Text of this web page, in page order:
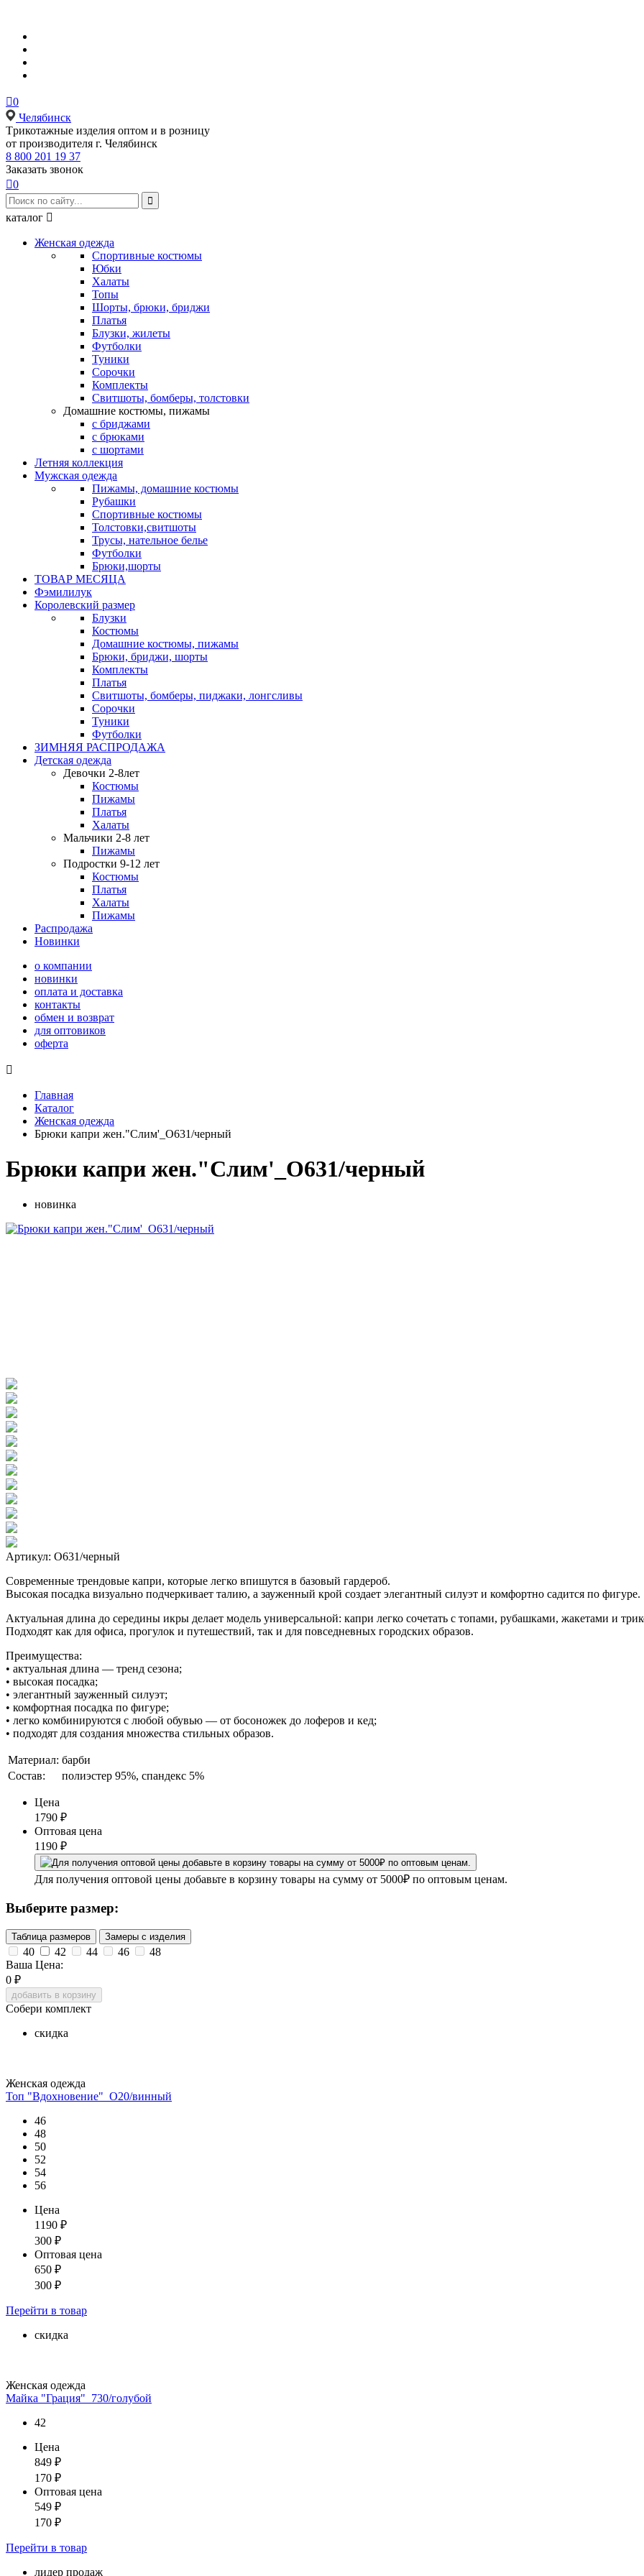
0
Челябинск
Tрикотажные изделия оптом и в розницу
от производителя г. Челябинск
8 800 201 19 37
Заказать звонок
0

каталог 
Женская одежда
Спортивные костюмы
Юбки
Халаты
Топы
Шорты, брюки, бриджи
Платья
Блузки, жилеты
Футболки
Туники
Сорочки
Комплекты
Свитшоты, бомберы, толстовки
Домашние костюмы, пижамы
с бриджами
с брюками
с шортами
Летняя коллекция
Мужская одежда
Пижамы, домашние костюмы
Рубашки
Спортивные костюмы
Толстовки,свитшоты
Трусы, нательное белье
Футболки
Брюки,шорты
ТОВАР МЕСЯЦА
Фэмилилук
Королевский размер
Блузки
Костюмы
Домашние костюмы, пижамы
Брюки, бриджи, шорты
Комплекты
Платья
Свитшоты, бомберы, пиджаки, лонгсливы
Сорочки
Туники
Футболки
ЗИМНЯЯ РАСПРОДАЖА
Детская одежда
Девочки 2-8лет
Костюмы
Пижамы
Платья
Халаты
Мальчики 2-8 лет
Пижамы
Подростки 9-12 лет
Костюмы
Платья
Халаты
Пижамы
Распродажа
Новинки
о компании
новинки
оплата и доставка
контакты
обмен и возврат
для оптовиков
оферта

Главная
Каталог
Женская одежда
Брюки капри жен."Слим'_О631/черный
Брюки капри жен."Слим'_О631/черный
новинка
Артикул: О631/черный
Современные трендовые капри, которые легко впишутся в базовый гардероб.
Высокая посадка визуально подчеркивает талию, а зауженный крой создает элегантный силуэт и комфортно садится по фигуре.
Актуальная длина до середины икры делает модель универсальной: капри легко сочетать с топами, рубашками, жакетами и
Подходят как для офиса, прогулок и путешествий, так и для повседневных городских образов.
Преимущества:
• актуальная длина — тренд сезона;
• высокая посадка;
• элегантный зауженный силуэт;
• комфортная посадка по фигуре;
• легко комбинируются с любой обувью — от босоножек до лоферов и кед;
• подходят для создания множества стильных образов.
Материал: барби
Состав:
полиэстер 95%, спандекс 5%
Цена
1790 ₽
Оптовая цена
1190 ₽
Для получения оптовой цены добавьте в корзину товары на сумму от 5000₽ по оптовым ценам.
Выберите размер:
Таблица размеров Замеры с изделия
40 42 44 46
48
Ваша Цена:
0 ₽
добавить в корзину
Собери комплект
скидка
Женская одежда
Топ "Вдохновение"_О20/винный
46
48
50
52
54
56
Цена
1190 ₽
300 ₽
Оптовая цена
650 ₽
300 ₽
Перейти в товар
скидка
Женская одежда
Майка "Грация"_730/голубой
42
Цена
849 ₽
170 ₽
Оптовая цена
549 ₽
170 ₽
Перейти в товар
лидер продаж